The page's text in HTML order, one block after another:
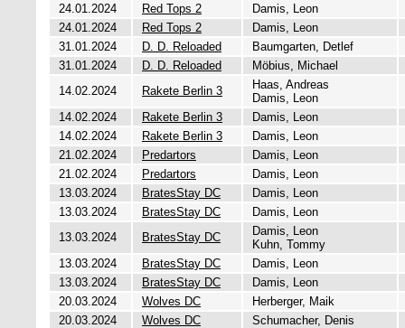
24.01.2024
Red Tops 2
Damis, Leon
24.01.2024
Red Tops 2
Damis, Leon
31.01.2024
D. D. Reloaded
Baumgarten, Detlef
31.01.2024
D. D. Reloaded
Möbius, Michael
14.02.2024
Rakete Berlin 3
Haas, Andreas
Damis, Leon
14.02.2024
Rakete Berlin 3
Damis, Leon
14.02.2024
Rakete Berlin 3
Damis, Leon
21.02.2024
Predartors
Damis, Leon
21.02.2024
Predartors
Damis, Leon
13.03.2024
BratesStay DC
Damis, Leon
13.03.2024
BratesStay DC
Damis, Leon
13.03.2024
BratesStay DC
Damis, Leon
Kuhn, Tommy
13.03.2024
BratesStay DC
Damis, Leon
13.03.2024
BratesStay DC
Damis, Leon
20.03.2024
Wolves DC
Herberger, Maik
20.03.2024
Wolves DC
Schumacher, Denis